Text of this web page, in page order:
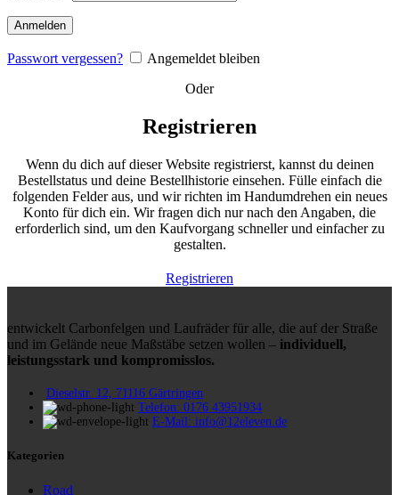
Anmelden
Passwort vergessen?
Angemeldet bleiben
Oder
Registrieren
Wenn du dich auf dieser Website registrierst, kannst du deinen
Bestellstatus und deine Bestellhistorie einsehen. Fülle einfach die
folgenden Felder aus, und wir richten im Handumdrehen ein neues
Konto für dich ein. Wir fragen dich nur nach den Angaben, die
erforderlich sind, um den Kaufvorgang schneller und einfacher zu
gestalten.
Registrieren
entwickelt Carbonfelgen und Laufräder für alle, die auf der Straße
und im Gelände neue Maßstäbe setzen wollen – individuell,
leistungsstark und kompromisslos.
Dieselstr. 12, 71116 Gärtringen
Telefon: 0176 43951934
E-Mail: info@12eleven.de
Kategorien
Road